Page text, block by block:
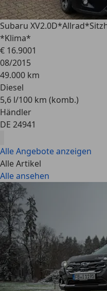
Subaru XV
*Klima*
€ 16.9001
08/2015
49.000 km
Diesel
5,6 l/100 km (komb.)
Händler
DE 24941
Alle Angebote anzeigen
Alle Artikel
Alle ansehen